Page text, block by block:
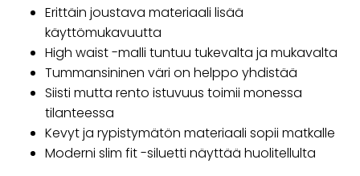
Erittäin joustava materiaali lisää
käyttömukavuutta
High waist -malli tuntuu tukevalta ja mukavalta
Tummansininen väri on helppo yhdistää
Siisti mutta rento istuvuus toimii monessa
tilanteessa
Kevyt ja rypistymätön materiaali sopii matkalle
Moderni slim fit -siluetti näyttää huolitellulta